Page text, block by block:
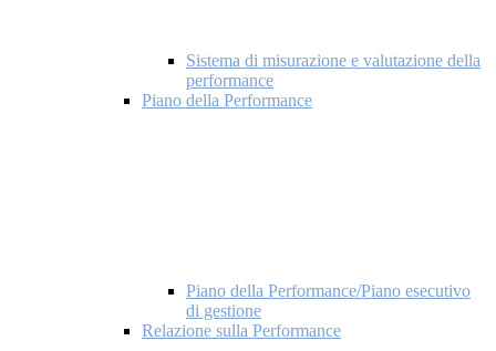
Sistema di misurazione e valutazione della
performance
Piano della Performance
Piano della Performance/Piano esecutivo
di gestione
Relazione sulla Performance